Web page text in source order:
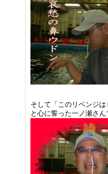
そして「このリベンジ
と心に誓った一ノ瀬さ